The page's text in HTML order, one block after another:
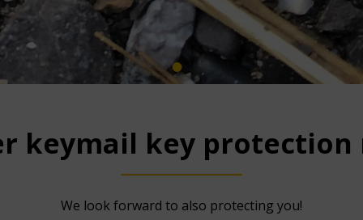
1
keymail key protection
We look forward to also protecting you!